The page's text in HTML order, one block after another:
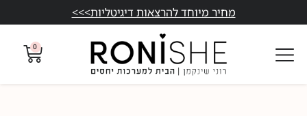
מחיר מיוחד להרצאות דיגיטליות>>>
0